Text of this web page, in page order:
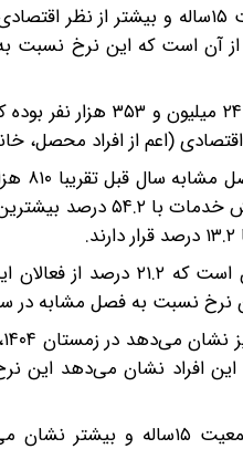
در زمستان ۱۴۰۴، به میزان ۳۹.۷ درصد جمعیت
(اعم از افراد محصل،
۴۰
اقتصادی نشان می‌دهد‌
مشابه در سال قبل (زمستان ۱۴۰۳) ۰.۲